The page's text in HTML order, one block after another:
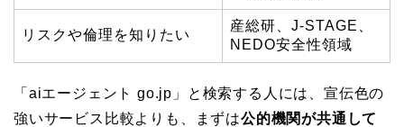
リスクや倫理を知りたい
産総研、J-STAGE、
NEDO安全性領域
「aiエージェント go.jp」と検索する人には、宣伝色の
強いサービス比較よりも、まずは公的機関が共通して